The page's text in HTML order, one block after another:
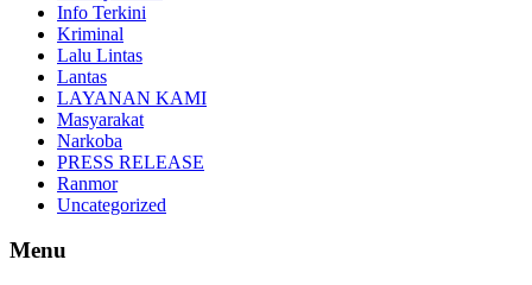
Info Terkini
Kriminal
Lalu Lintas
Lantas
LAYANAN KAMI
Masyarakat
Narkoba
PRESS RELEASE
Ranmor
Uncategorized
Menu